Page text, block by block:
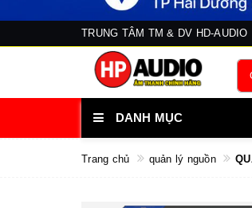
TRUNG TÂM TM & DV HD-AUDIO
DANH MỤC
Trang chủ quản lý nguồn